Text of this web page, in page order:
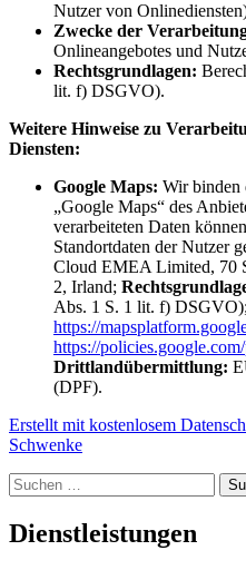
Nutzer von
Zwecke der
Onlineangebotes und
Rechtsgrundlagen:
lit. f) DSGVO).
Weitere Hinweise zu
Diensten:
Google Maps: Wir binden
„Google Maps“ des
verarbeiteten Daten
Standortdaten der Nutzer
Cloud EMEA Limited, 70
2, Irland;
Abs. 1 S. 1 lit. f) DSGVO);
https://
https://
Drittlandübermittlung:
(DPF).
Erstellt mit kostenlosem
Schwenke
Suchen
nach:
Dienstleistungen